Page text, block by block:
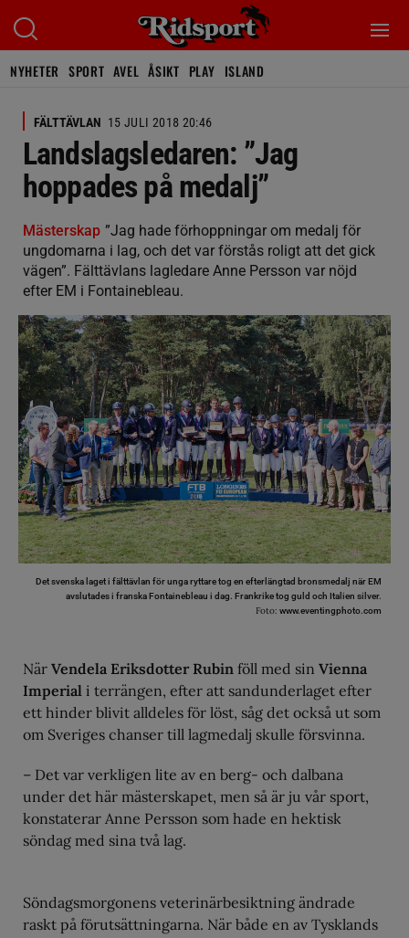
NYHETER SPORT AVEL ÅSIKT PLAY ISLAND
FÄLTTÄVLAN 15 JULI 2018 20:46
Landslagsledaren: ”Jag
hoppades på medalj”
Mästerskap ”Jag hade förhoppningar om medalj för
ungdomarna i lag, och det var förstås roligt att det gick
vägen”. Fälttävlans lagledare Anne Persson var nöjd
efter EM i Fontainebleau.
Det svenska laget i fälttävlan för unga ryttare tog en efterlängtad bronsmedalj när EM
avslutades i franska Fontainebleau i dag. Frankrike tog guld och Italien silver.
Foto: www.eventingphoto.com
När Vendela Eriksdotter Rubin föll med sin Vienna
Imperial i terrängen, efter att sandunderlaget efter
ett hinder blivit alldeles för löst, såg det också ut som
om Sveriges chanser till lagmedalj skulle försvinna.
– Det var verkligen lite av en berg- och dalbana
under det här mästerskapet, men så är ju vår sport,
konstaterar Anne Persson som hade en hektisk
söndag med sina två lag.
Söndagsmorgonens veterinärbesiktning ändrade
raskt på förutsättningarna. När både en av Tysklands